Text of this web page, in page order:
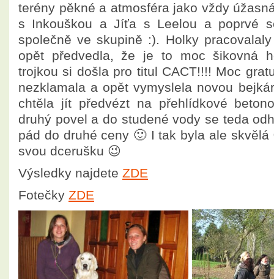
terény pěkné a atmosféra jako vždy
s Inkouškou a Jíťa s Leelou a poprvé
společně ve skupině :). Holky
opět předvedla, že je to moc šikovná
trojkou si došla pro titul CACT!!!! Moc
nezklamala a opět vymyslela novou
chtěla jít předvézt na přehlídkové
druhý povel a do studené vody se teda
pád do druhé ceny 🙂 I tak byla ale
svou dcerušku 😉
Výsledky najdete ZDE
Fotečky ZDE